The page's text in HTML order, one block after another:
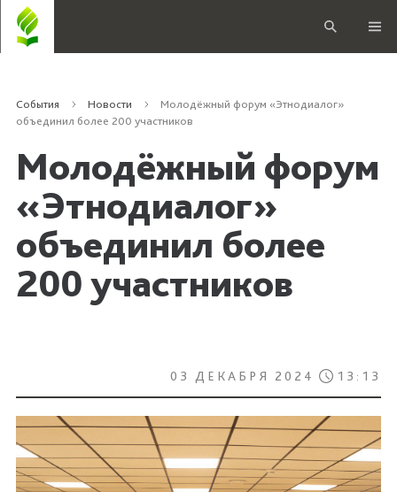
События Новости
Молодёжный форум «Этнодиалог»
объединил более 200 участников
Молодёжный форум
«Этнодиалог»
объединил более
200 участников
03 ДЕКАБРЯ 2024 13:13